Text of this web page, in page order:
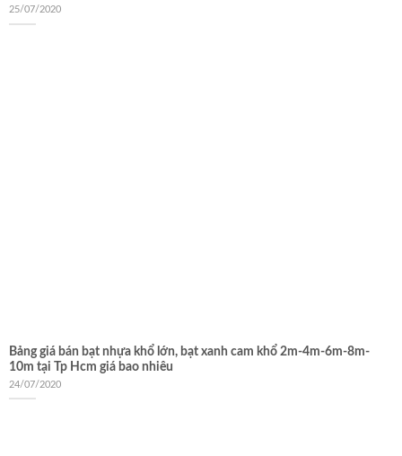
25/07/2020
Bảng giá bán bạt nhựa khổ lớn, bạt xanh cam khổ 2m-4m-6m-8m-
10m tại Tp Hcm giá bao nhiêu
24/07/2020